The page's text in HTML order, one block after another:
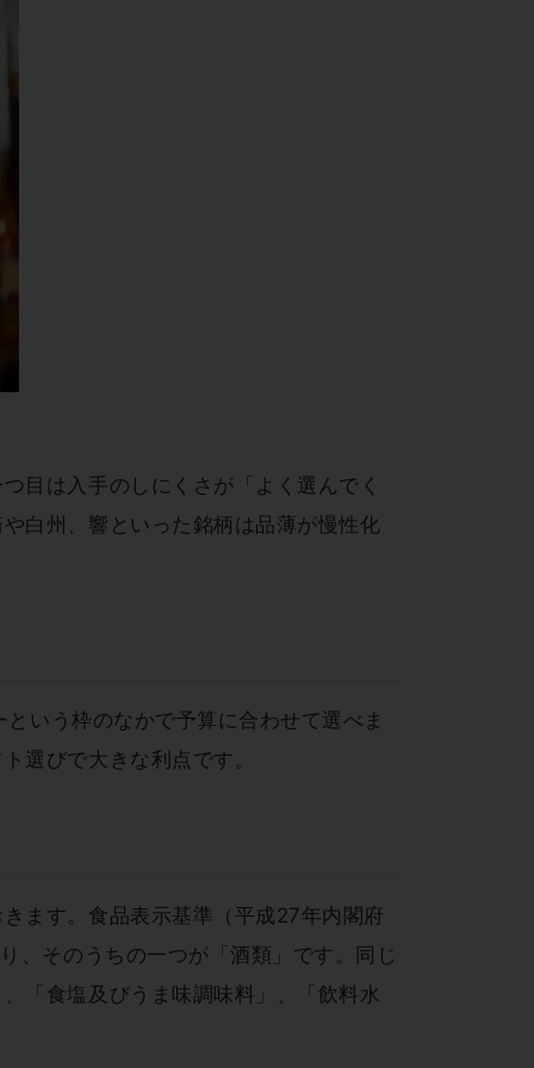
目は入手のしにくさが「よく選んでく
白州、響といった銘柄は品薄が慢性化
いう枠のなかで予算に合わせて選べま
選びで大きな利点です。
ます。食品表示基準（平成27年内閣府
、そのうちの一つが「酒類」です。同じ
「食塩及びうま味調味料」、「飲料水